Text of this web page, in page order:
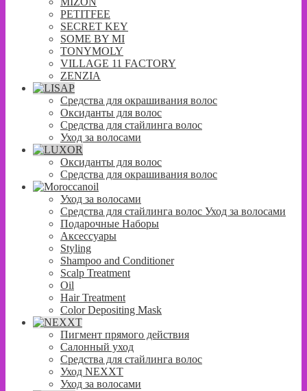
PETITFEE
SECRET KEY
SOME BY MI
TONYMOLY
VILLAGE 11 FACTORY
ZENZIA
Средства для окрашивания волос
Оксиданты для волос
Средства для стайлинга волос
Уход за волосами
Оксиданты для волос
Средства для окрашивания волос
Уход за волосами
Средства для стайлинга волос Уход за волосами
Подарочные Наборы
Аксессуары
Styling
Shampoo and Conditioner
Scalp Treatment
Oil
Hair Treatment
Color Depositing Mask
Пигмент прямого действия
Салонный уход
Средства для стайлинга волос
Уход NEXXT
Уход за волосами